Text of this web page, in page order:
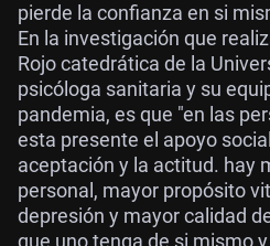
pierde la confianza en si
En la investigación que
Rojo catedrática de la
psicóloga sanitaria y su
pandemia, es que "en las
esta presente el apoyo
aceptación y la actitud. hay
personal, mayor propósito
depresión y mayor calidad
que uno tenga de si mismo